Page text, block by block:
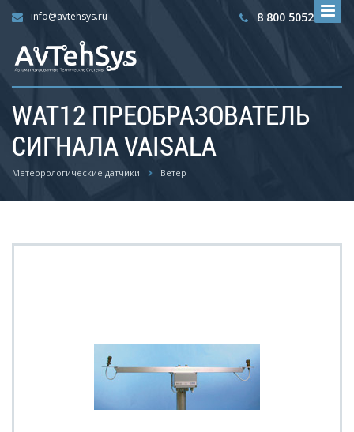
8 800 5052792
info@avtehsys.ru
WAT12 ПРЕОБРАЗОВАТЕЛЬ
СИГНАЛА VAISALA
Метеорологические датчики Ветер